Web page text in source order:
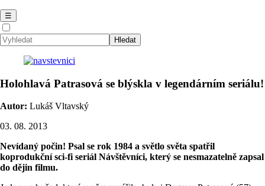
☰
Holohlavá Patrasová se blýskla v legendárním seriálu!
Autor: Lukáš Vltavský
03. 08. 2013
Nevídaný počin! Psal se rok 1984 a světlo světa spatřil
koprodukční sci-fi seriál Návštěvníci, který se nesmazatelně zapsal
do dějin filmu.